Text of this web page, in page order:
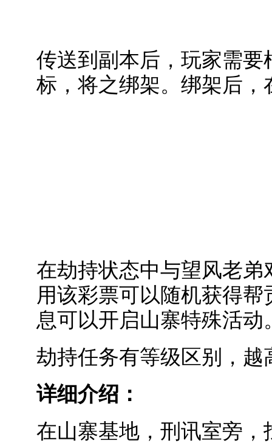
传送到副本后，玩家需
标，将之绑架。绑架后，
在劫持状态中与望风老
用该彩票可以随机获得
息可以开启山寨特殊活动
劫持任务有等级区别，
详细介绍：
在山寨基地，刑讯室旁，